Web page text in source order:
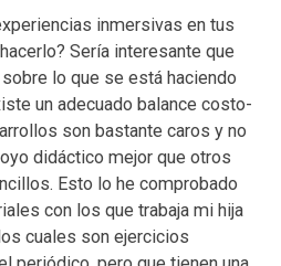
inmersivas en tus
Sería interesante que
lo que se está haciendo
un adecuado balance costo-
son bastante caros y no
didáctico mejor que otros
Esto lo he comprobado
con los que trabaja mi hija
cuales son ejercicios